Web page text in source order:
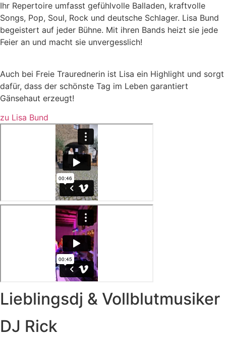
Ihr Repertoire umfasst gefühlvolle Balladen, kraftvolle
Songs, Pop, Soul, Rock und deutsche Schlager. Lisa Bund
begeistert auf jeder Bühne. Mit ihren Bands heizt sie jede
Feier an und macht sie unvergesslich!
Auch bei Freie Traurednerin ist Lisa ein Highlight und sorgt
dafür, dass der schönste Tag im Leben garantiert
Gänsehaut erzeugt!
zu Lisa Bund
Lieblingsdj & Vollblutmusiker
DJ Rick